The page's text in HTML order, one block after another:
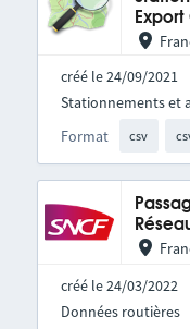
créé le 24/09/2021
Format csv
Stationnements et
créé le 24/03/2022
Données routières